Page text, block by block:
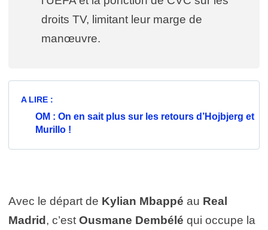
droits TV, limitant leur marge de
manœuvre.
A LIRE :
OM : On en sait plus sur les retours d’Hojbjerg et
Murillo !
Avec le départ de Kylian Mbappé au Real
Madrid , c’est Ousmane Dembélé qui occupe la